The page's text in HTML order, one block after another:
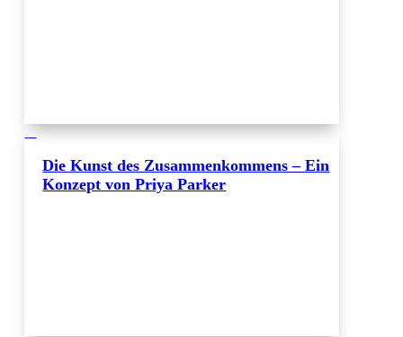
Die Kunst des Zusammenkommens – Ein
Konzept von Priya Parker